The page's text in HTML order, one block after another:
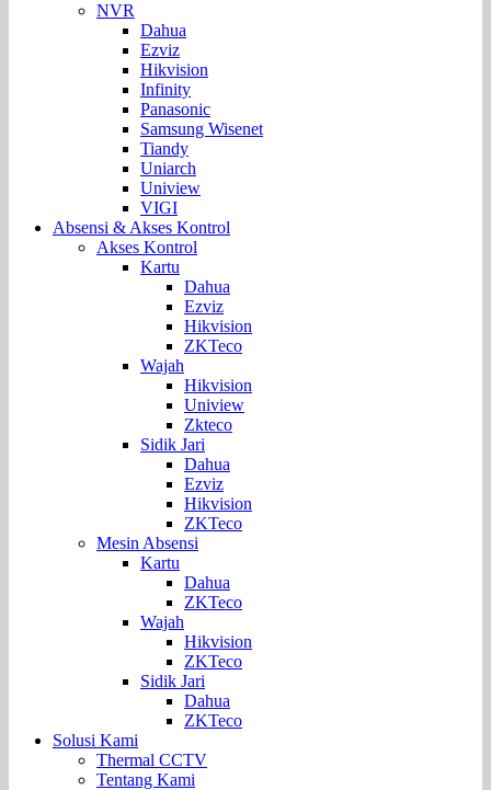
NVR
Dahua
Ezviz
Hikvision
Infinity
Panasonic
Samsung Wisenet
Tiandy
Uniarch
Uniview
VIGI
Absensi & Akses Kontrol
Akses Kontrol
Kartu
Dahua
Ezviz
Hikvision
ZKTeco
Wajah
Hikvision
Uniview
Zkteco
Sidik Jari
Dahua
Ezviz
Hikvision
ZKTeco
Mesin Absensi
Kartu
Dahua
ZKTeco
Wajah
Hikvision
ZKTeco
Sidik Jari
Dahua
ZKTeco
Solusi Kami
Thermal CCTV
Tentang Kami